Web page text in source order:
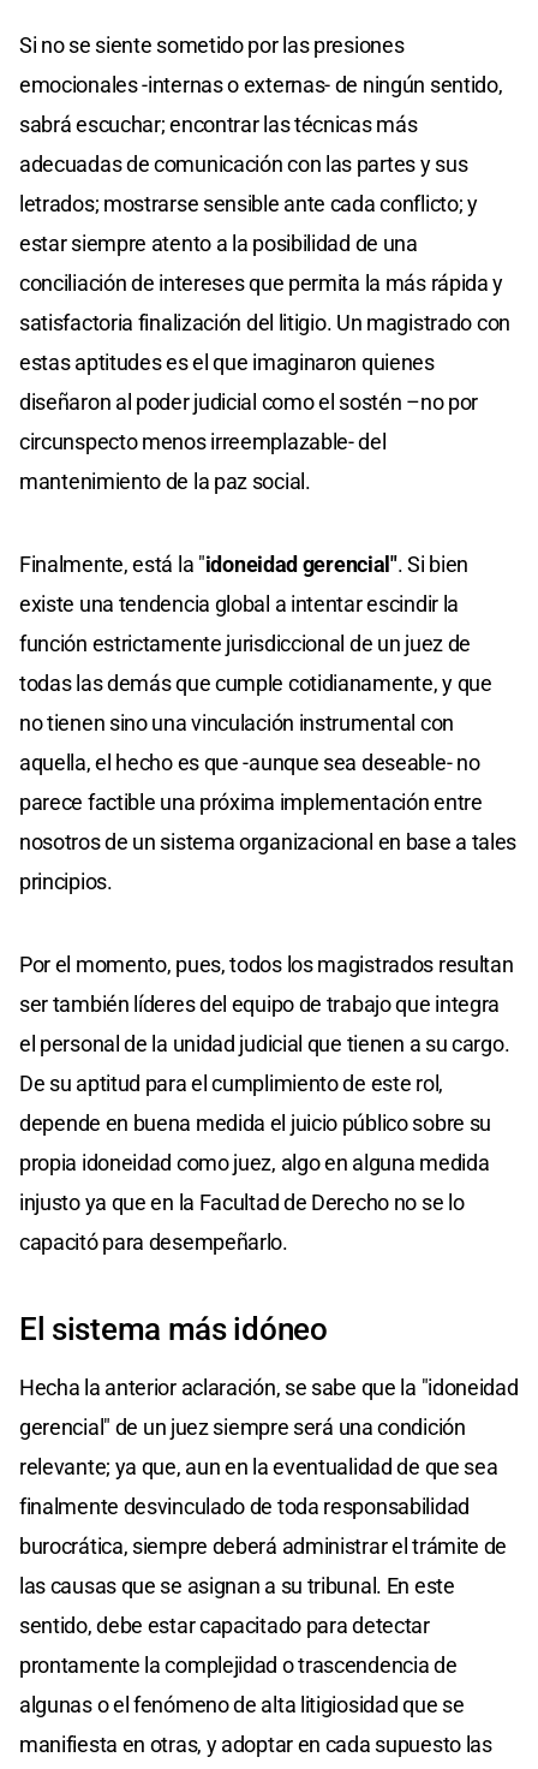
Si no se siente sometido por las presiones
emocionales -internas o externas- de ningún sentido,
sabrá escuchar; encontrar las técnicas más
adecuadas de comunicación con las partes y sus
letrados; mostrarse sensible ante cada conflicto; y
estar siempre atento a la posibilidad de una
conciliación de intereses que permita la más rápida y
satisfactoria finalización del litigio. Un magistrado con
estas aptitudes es el que imaginaron quienes
diseñaron al poder judicial como el sostén –no por
circunspecto menos irreemplazable- del
mantenimiento de la paz social.
Finalmente, está la "idoneidad gerencial". Si bien
existe una tendencia global a intentar escindir la
función estrictamente jurisdiccional de un juez de
todas las demás que cumple cotidianamente, y que
no tienen sino una vinculación instrumental con
aquella, el hecho es que -aunque sea deseable- no
parece factible una próxima implementación entre
nosotros de un sistema organizacional en base a tales
principios.
Por el momento, pues, todos los magistrados resultan
ser también líderes del equipo de trabajo que integra
el personal de la unidad judicial que tienen a su cargo.
De su aptitud para el cumplimiento de este rol,
depende en buena medida el juicio público sobre su
propia idoneidad como juez, algo en alguna medida
injusto ya que en la Facultad de Derecho no se lo
capacitó para desempeñarlo.
El sistema más idóneo
Hecha la anterior aclaración, se sabe que la "idoneidad
gerencial" de un juez siempre será una condición
relevante; ya que, aun en la eventualidad de que sea
finalmente desvinculado de toda responsabilidad
burocrática, siempre deberá administrar el trámite de
las causas que se asignan a su tribunal. En este
sentido, debe estar capacitado para detectar
prontamente la complejidad o trascendencia de
algunas o el fenómeno de alta litigiosidad que se
manifiesta en otras, y adoptar en cada supuesto las